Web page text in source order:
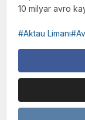
10 milyar avro
Aktau